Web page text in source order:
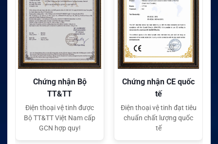
Chứng nhận Bộ
TT&TT
Điện thoại vệ tinh được
Bộ TT&TT Việt Nam cấp
GCN hợp quy!
Chứng nhận CE quốc
tế
Điện thoại vệ tinh đạt tiêu
chuẩn chất lượng quốc
tế